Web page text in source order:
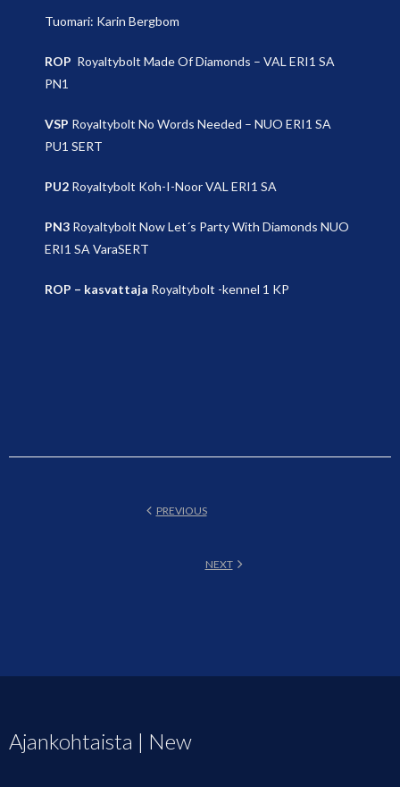
Tuomari: Karin Bergbom
ROP Royaltybolt Made Of Diamonds – VAL ERI1 SA
PN1
VSP Royaltybolt No Words Needed – NUO ERI1 SA
PU1 SERT
PU2 Royaltybolt Koh-I-Noor VAL ERI1 SA
PN3 Royaltybolt Now Let´s Party With Diamonds NUO
ERI1 SA VaraSERT
ROP – kasvattaja Royaltybolt -kennel 1 KP
PREVIOUS
NEXT
Ajankohtaista | New